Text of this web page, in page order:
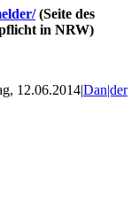
(Seite des
in NRW)
12.06.2014|Dan|der